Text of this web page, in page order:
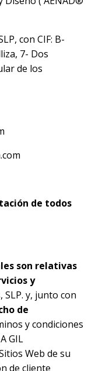
con CIF: B-
7- Dos
de los
de todos
son relativas
y
y, junto con
de
y condiciones
GIL
Web de su
de cliente